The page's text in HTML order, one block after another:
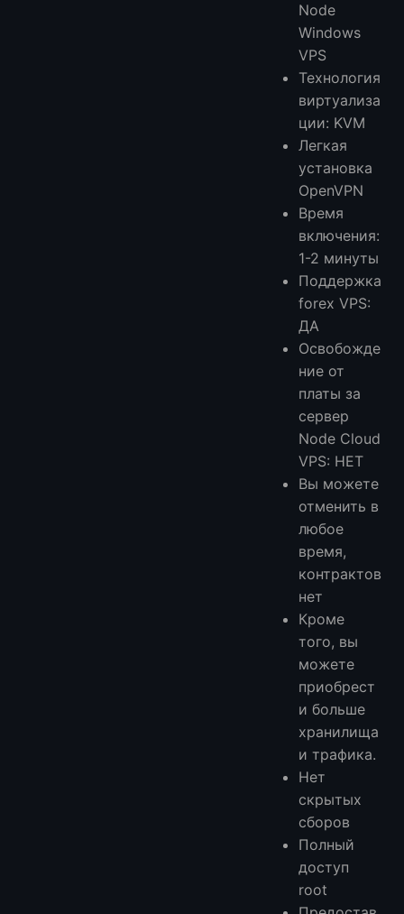
Node
Windows
VPS
Технология
виртуализа
ции: KVM
Легкая
установка
OpenVPN
Время
включения:
1-2 минуты
Поддержка
forex VPS:
ДА
Освобожде
ние от
платы за
сервер
Node Cloud
VPS: НЕТ
Вы можете
отменить в
любое
время,
контрактов
нет
Кроме
того, вы
можете
приобрест
и больше
хранилища
и трафика.
Нет
скрытых
сборов
Полный
доступ
root